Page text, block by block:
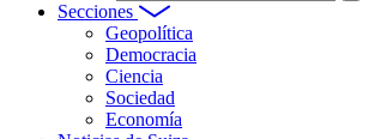
Secciones
Geopolítica
Democracia
Ciencia
Sociedad
Economía